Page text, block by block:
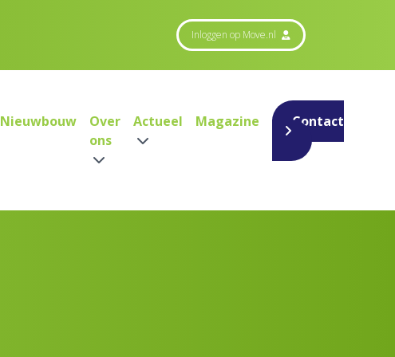
Inloggen op Move.nl
Nieuwbouw
Over
ons
Actueel Magazine Contact